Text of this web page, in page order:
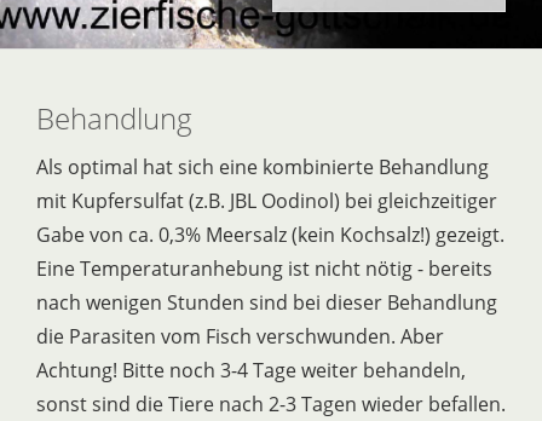
Behandlung
Als optimal hat sich eine kombinierte Behandlung
mit Kupfersulfat (z.B. JBL Oodinol) bei gleichzeitiger
Gabe von ca. 0,3% Meersalz (kein Kochsalz!) gezeigt.
Eine Temperaturanhebung ist nicht nötig - bereits
nach wenigen Stunden sind bei dieser Behandlung
die Parasiten vom Fisch verschwunden. Aber
Achtung! Bitte noch 3-4 Tage weiter behandeln,
sonst sind die Tiere nach 2-3 Tagen wieder befallen.